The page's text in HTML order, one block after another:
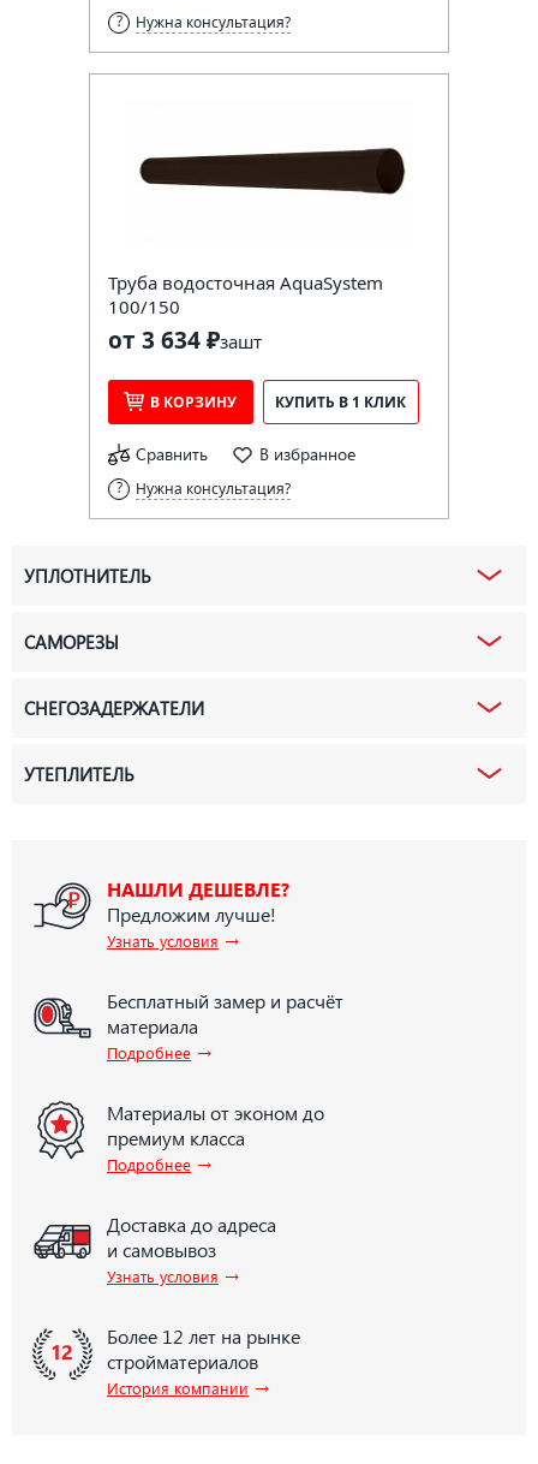
Нужна консультация?
Труба водосточная AquaSystem
100/150
от 3 634 ₽зашт
В КОРЗИНУ КУПИТЬ В 1 КЛИК
Сравнить В избранное
Нужна консультация?
УПЛОТНИТЕЛЬ
САМОРЕЗЫ
СНЕГОЗАДЕРЖАТЕЛИ
УТЕПЛИТЕЛЬ
НАШЛИ ДЕШЕВЛЕ?
Предложим лучше!
Узнать условия →
Бесплатный замер и расчёт
материала
Подробнее →
Материалы от эконом до
премиум класса
Подробнее →
Доставка до адреса
и самовывоз
Узнать условия →
Более 12 лет на рынке
стройматериалов
История компании →